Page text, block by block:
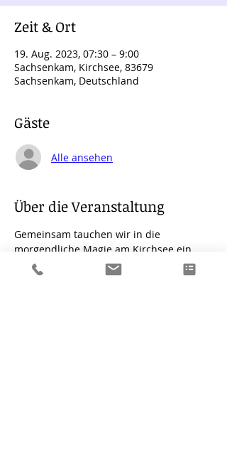
Zeit & Ort
19. Aug. 2023, 07:30 – 9:00
Sachsenkam, Kirchsee, 83679
Sachsenkam, Deutschland
Gäste
Alle ansehen
Über die Veranstaltung
Gemeinsam tauchen wir in die
morgendliche Magie am Kirchsee ein.
Auf dem SUP paktizieren wir einfache
Pilates-und Yogaübungen. Durch den